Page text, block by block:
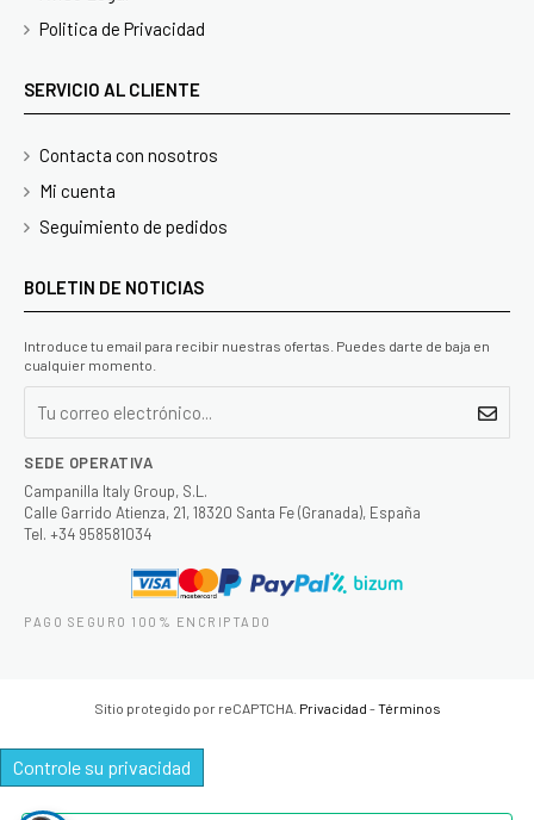
Politica de Privacidad
SERVICIO AL CLIENTE
Contacta con nosotros
Mi cuenta
Seguimiento de pedidos
BOLETIN DE NOTICIAS
Introduce tu email para recibir nuestras ofertas. Puedes darte de baja en
cualquier momento.
SEDE OPERATIVA
Campanilla Italy Group, S.L.
Calle Garrido Atienza, 21, 18320 Santa Fe (Granada), España
Tel. +34 958581034
PAGO SEGURO 100% ENCRIPTADO
Sitio protegido por reCAPTCHA. Privacidad -Términos
Controle su privacidad